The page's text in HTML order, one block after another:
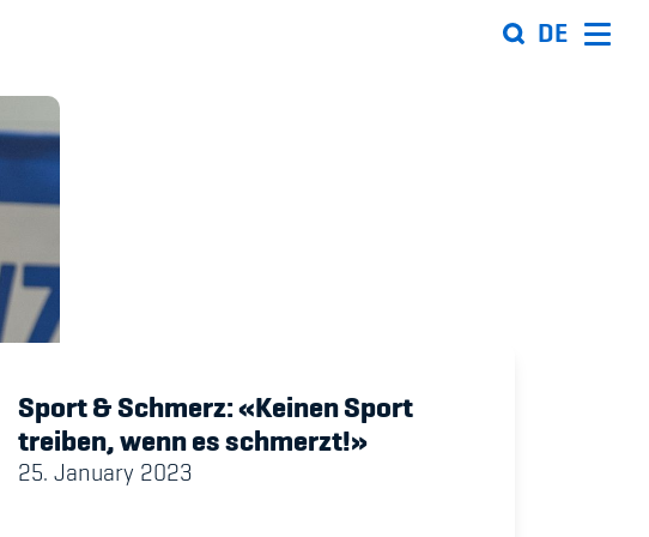
DE
Inklusion
& Sport
Netzwerk
Sport & Schmerz: «Keinen Sport
treiben, wenn es schmerzt!»
25. January 2023